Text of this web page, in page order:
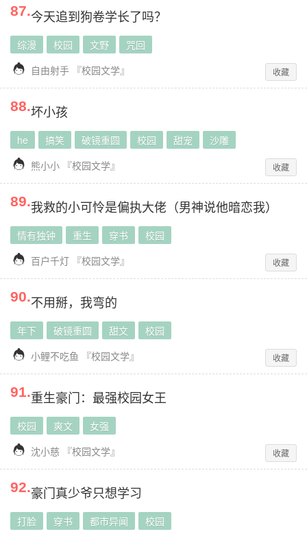
87.今天追到狗卷学长了吗？
综漫 校园 文野 咒回
 自由射手 『校园文学』 收藏
88.坏小孩
he 搞笑 破镜重圆 校园 甜宠 沙雕
 熊小小 『校园文学』 收藏
89.我救的小可怜是偏执大佬（男神说他暗恋我）
情有独钟 重生 穿书 校园
 百户千灯 『校园文学』 收藏
90.不用掰，我弯的
年下 破镜重圆 甜文 校园
 小鲤不吃鱼 『校园文学』 收藏
91.重生豪门：最强校园女王
校园 爽文 女强
 沈小慈 『校园文学』 收藏
92.豪门真少爷只想学习
打脸 穿书 都市异闻 校园